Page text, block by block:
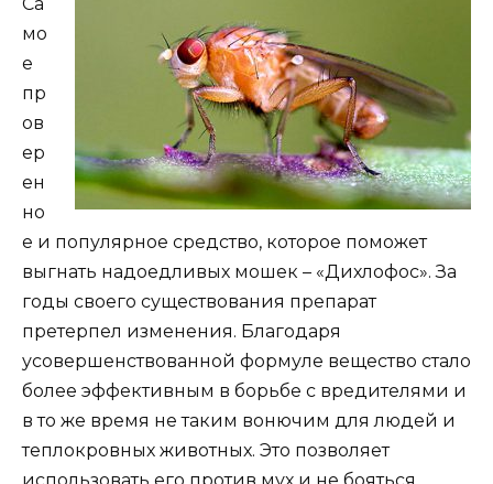
Са
мо
е
пр
ов
ер
ен
но
е и популярное средство, которое поможет
выгнать надоедливых мошек – «Дихлофос». За
годы своего существования препарат
претерпел изменения. Благодаря
усовершенствованной формуле вещество стало
более эффективным в борьбе с вредителями и
в то же время не таким вонючим для людей и
теплокровных животных. Это позволяет